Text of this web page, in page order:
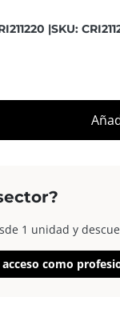
|SKU:
1 unidad y
como